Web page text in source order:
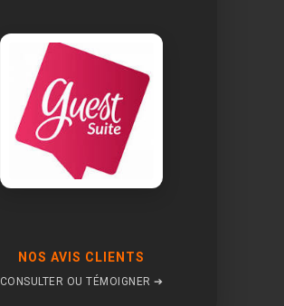
NOS AVIS CLIENTS
CONSULTER OU TÉMOIGNER ➔